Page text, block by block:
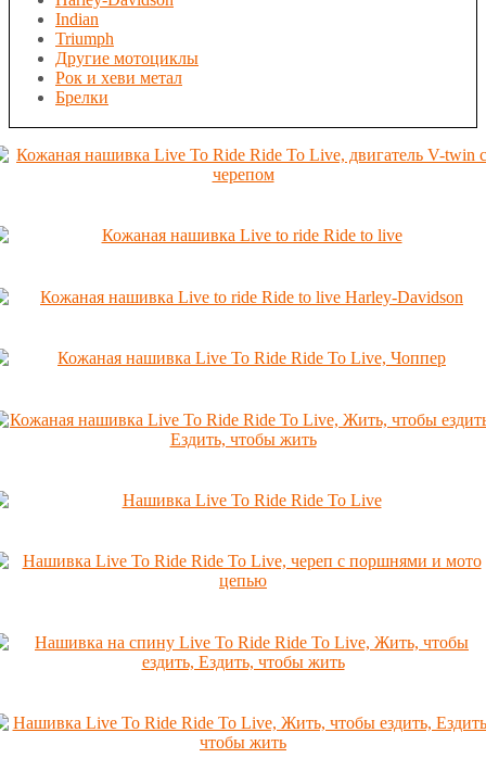
Indian
Triumph
Другие мотоциклы
Рок и хеви метал
Брелки